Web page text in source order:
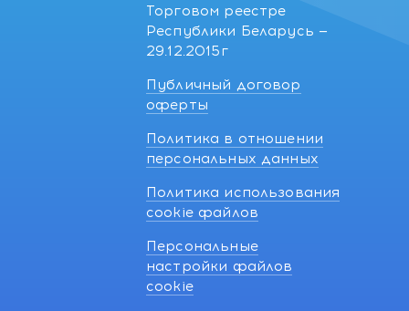
Торговом реестре
Республики Беларусь —
29.12.2015г
Публичный договор
оферты
Политика в отношении
персональных данных
Политика использования
cookie файлов
Персональные
настройки файлов
cookie